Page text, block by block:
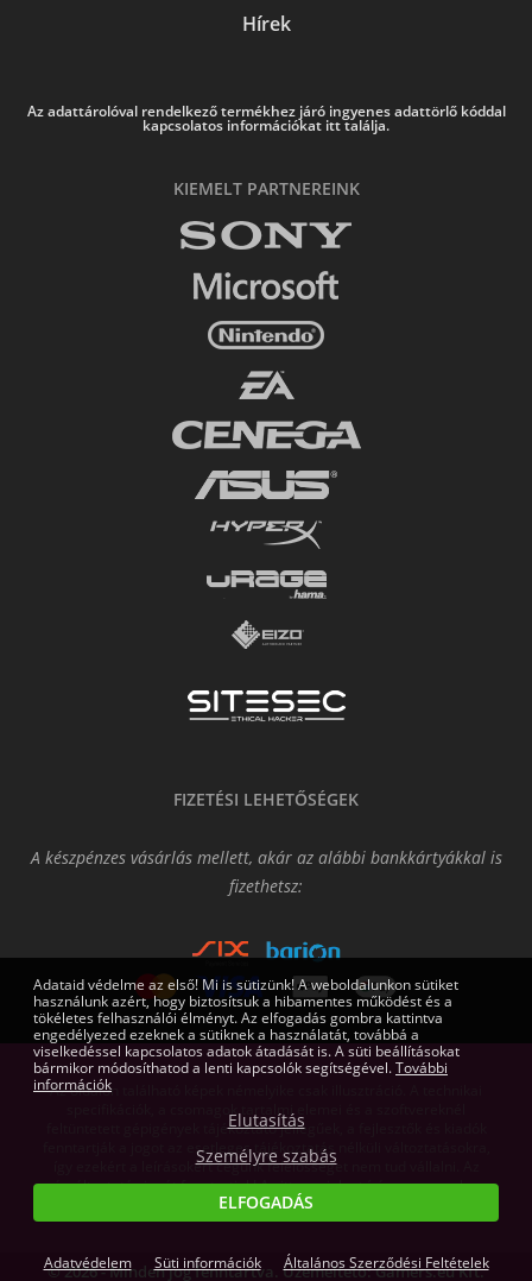
Hírek
Az adattárolóval rendelkező termékhez járó ingyenes adattörlő kóddal
kapcsolatos információkat itt találja.
KIEMELT PARTNEREINK
FIZETÉSI LEHETŐSÉGEK
A készpénzes vásárlás mellett, akár az alábbi bankkártyákkal is
fizethetsz:
Az oldalon található képek némelyike csak illusztráció. A technikai
specifikációk, a csomagok tartalmi elemei és a szoftvereknél
feltüntetett gépigények tájékoztató jellegűek, a fejlesztők és kiadók
fenntartják a jogot az esetleges tájékoztatás nélküli változtatásokra,
így ezekért a leírásokért cégünk felelősséget nem tud vállalni. Az
árváltoztatás jogát fenntartjuk! Az itt megjelent írásos anyagok a
Gamers.eu Kft. tulajdonát képezik.
© 2026 - Minden jog fenntartva. Üzemeltető: Gamers.eu Kft.
Adataid védelme az első! Mi is sütizünk! A weboldalunkon sütiket
használunk azért, hogy biztosítsuk a hibamentes működést és a
tökéletes felhasználói élményt. Az elfogadás gombra kattintva
engedélyezed ezeknek a sütiknek a használatát, továbbá a
viselkedéssel kapcsolatos adatok átadását is. A süti beállításokat
bármikor módosíthatod a lenti kapcsolók segítségével.További
információk
Elutasítás
Személyre szabás
ELFOGADÁS
Adatvédelem Süti információk Általános Szerződési Feltételek